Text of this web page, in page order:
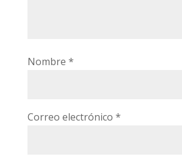
Nombre *
Correo electrónico *